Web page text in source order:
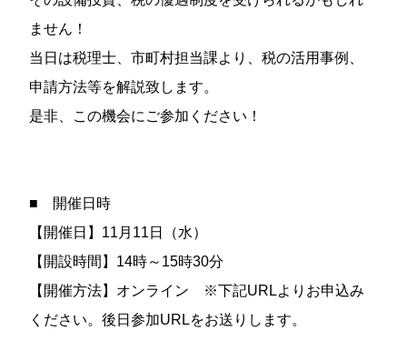
ません！
当日は税理士、市町村担当課より、税の活用事例、
申請方法等を解説致します。
是非、この機会にご参加ください！
■ 開催日時
【開催日】11月11日（水）
【開設時間】14時～15時30分
【開催方法】オンライン ※下記URLよりお申込み
ください。後日参加URLをお送りします。